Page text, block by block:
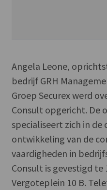
Angela Leone,
bedrijf GRH
Groep Securex werd
Consult opgericht. De
specialiseert zich in de
ontwikkeling van de
vaardigheden in
Consult is gevestigd te
Vergoteplein 10 B.